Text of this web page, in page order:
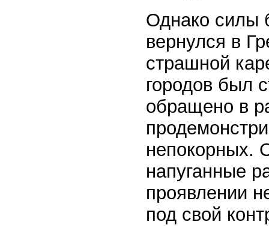
Однако силы
вернулся в
страшной
городов был
обращено в
непокорных.
напуганные
проявлении
под свой